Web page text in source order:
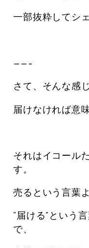
一部抜粋してシ
——–
さて、そんな感
届けなければ意
それはイコール
す。
売るという言葉
“届ける”という
で、